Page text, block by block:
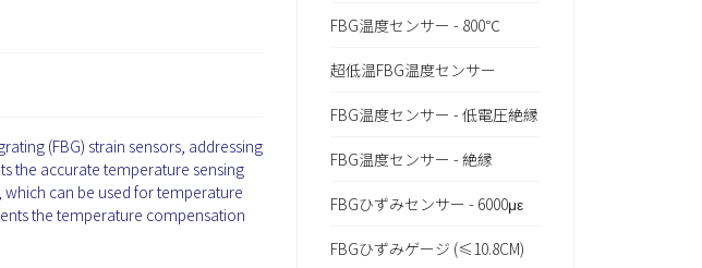
(FBG) strain sensors, addressing
the accurate temperature sensing
which can be used for temperature
the temperature compensation
FBG温度センサー - 800℃
超低温FBG温度センサー
FBG温度センサー - 低電圧絶縁
FBG温度センサー - 絶縁
FBGひずみセンサー - 6000με
FBGひずみゲージ (≤10.8CM)